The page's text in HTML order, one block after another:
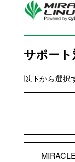
Skip to main content
サポー
以下から選択